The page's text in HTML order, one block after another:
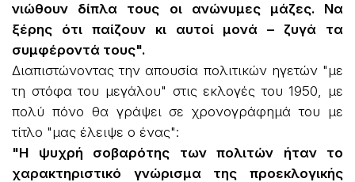
νιώθουν δίπλα τους οι ανώνυμες μάζες. Να
ξέρης ότι παίζουν κι αυτοί μονά – ζυγά τα
συμφέροντά τους".
Διαπιστώνοντας την απουσία πολιτικών ηγετών "με
τη στόφα του μεγάλου" στις εκλογές του 1950, με
πολύ πόνο θα γράψει σε χρονογράφημά του με
τίτλο "μας έλειψε ο ένας":
"Η ψυχρή σοβαρότης των πολιτών ήταν το
χαρακτηριστικό γνώρισμα της προεκλογικής